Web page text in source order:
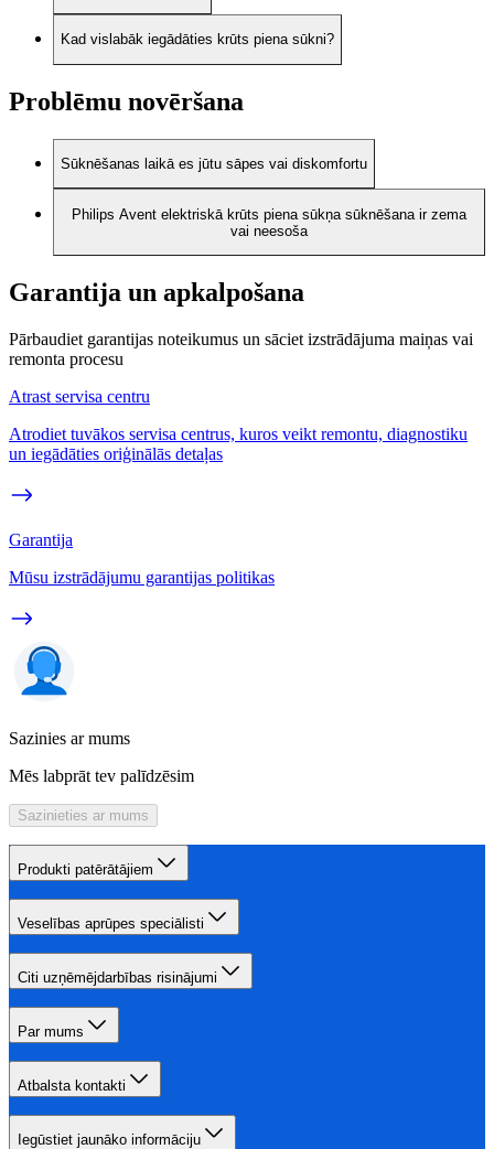
Kad vislabāk iegādāties krūts piena sūkni?
Problēmu novēršana
Sūknēšanas laikā es jūtu sāpes vai diskomfortu
Philips Avent elektriskā krūts piena sūkņa sūknēšana ir zema
vai neesoša
Garantija un apkalpošana
Pārbaudiet garantijas noteikumus un sāciet izstrādājuma maiņas vai
remonta procesu
Atrast servisa centru
Atrodiet tuvākos servisa centrus, kuros veikt remontu, diagnostiku
un iegādāties oriģinālās detaļas
Garantija
Mūsu izstrādājumu garantijas politikas
Sazinies ar mums
Mēs labprāt tev palīdzēsim
Sazinieties ar mums
Produkti patērātājiem
Veselības aprūpes speciālisti
Citi uzņēmējdarbības risinājumi
Par mums
Atbalsta kontakti
Iegūstiet jaunāko informāciju